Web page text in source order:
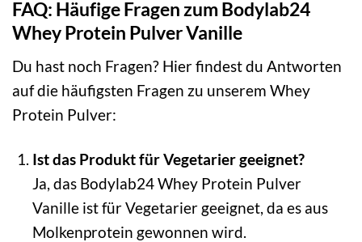
FAQ: Häufige Fragen zum Bodylab24
Whey Protein Pulver Vanille
Du hast noch Fragen? Hier findest du Antworten
auf die häufigsten Fragen zu unserem Whey
Protein Pulver:
Ist das Produkt für Vegetarier geeignet?
Ja, das Bodylab24 Whey Protein Pulver
Vanille ist für Vegetarier geeignet, da es aus
Molkenprotein gewonnen wird.